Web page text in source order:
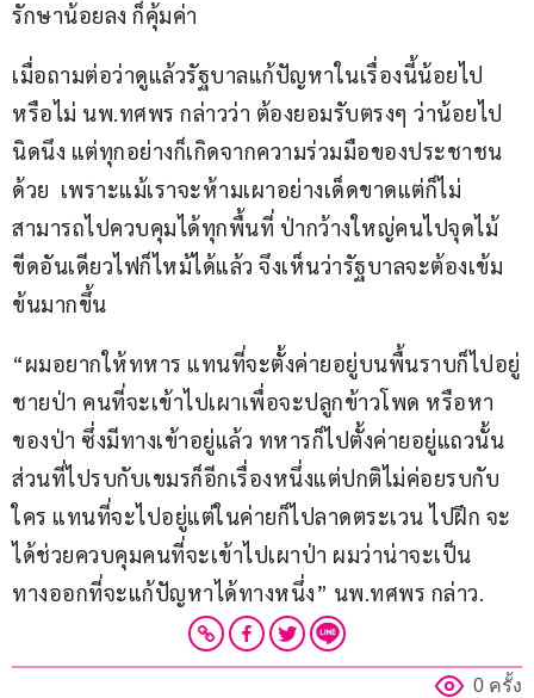
รักษาน้อยลง ก็คุ้มค่า
เมื่อถามต่อว่าดูแล้วรัฐบาลแก้ปัญหาในเรื่องนี้น้อยไป
หรือไม่ นพ.ทศพร กล่าวว่า ต้องยอมรับตรงๆ ว่าน้อยไป
นิดนึง แต่ทุกอย่างก็เกิดจากความร่วมมือของประชาชน
ด้วย  เพราะแม้เราจะห้ามเผาอย่างเด็ดขาดแต่ก็ไม่
สามารถไปควบคุมได้ทุกพื้นที่ ป่ากว้างใหญ่คนไปจุดไม้
ขีดอันเดียวไฟก็ไหม้ได้แล้ว จึงเห็นว่ารัฐบาลจะต้องเข้ม
ข้นมากขึ้น
“ผมอยากให้ทหาร แทนที่จะตั้งค่ายอยู่บนพื้นราบก็ไปอยู่
ชายป่า คนที่จะเข้าไปเผาเพื่อจะปลูกข้าวโพด หรือหา
ของป่า ซึ่งมีทางเข้าอยู่แล้ว ทหารก็ไปตั้งค่ายอยู่แถวนั้น
ส่วนที่ไปรบกับเขมรก็อีกเรื่องหนึ่งแต่ปกติไม่ค่อยรบกับ
ใคร แทนที่จะไปอยู่แต่ในค่ายก็ไปลาดตระเวน ไปฝึก จะ
ได้ช่วยควบคุมคนที่จะเข้าไปเผาป่า ผมว่าน่าจะเป็น
ทางออกที่จะแก้ปัญหาได้ทางหนึ่ง” นพ.ทศพร กล่าว.
0 ครั้ง